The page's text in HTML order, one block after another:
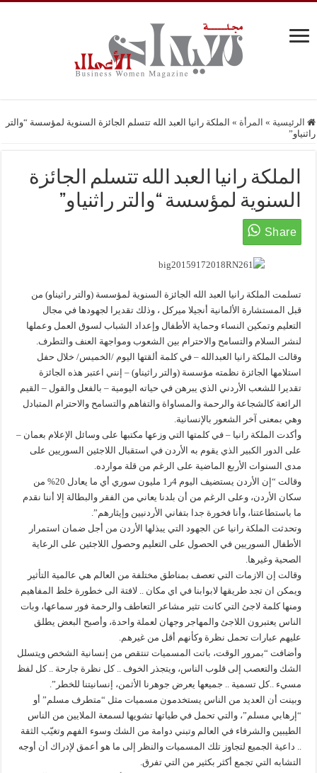
الرئيسية » المرأة » الملكة رانيا العبد الله تتسلم الجائزة السنوية لمؤسسة “والتر
راثنياو”
الملكة رانيا العبد الله تتسلم الجائزة
السنوية لمؤسسة “والتر راثنياو”
تسلمت الملكة رانيا العبد الله الجائزة السنوية لمؤسسة (والتر راثيناو) من
قبل المستشارة الألمانية أنجيلا ميركل ، وذلك تقديرا لجهودها في مجال
التعليم وتمكين النساء وحماية الأطفال وإعداد الشباب لسوق العمل وعملها
لنشر السلام والتسامح والاحترام بين الشعوب ومواجهة العنف والتطرف.
وقالت الملكة رانيا العبدالله – في كلمة ألقتها اليوم /الخميس/ خلال حفل
استلامها الجائزة نظمته مؤسسة (والتر راثيناو) – إنني اعتبر هذه الجائزة
تقديرا للشعب الأردني الذي يبرهن في حياته اليومية – بالفعل والقول – القيم
الرائعة كالشجاعة والرحمة والمساواة والتفاهم والتسامح والاحترام المتبادل
وهي بمعنى آخر الشعور بالإنسانية.
وأكدت الملكة رانيا – في كلمتها التي وزعها مكتبها على وسائل الإعلام بعمان –
على الدور الكبير الذي يقوم به الأردن في استقبال اللاجئين السوريين على
مدى السنوات الأربع الماضية على الرغم من قلة موارده.
وقالت “إن الأردن يستضيف اليوم 4ر1 مليون سوري أي ما يعادل 20% من
سكان الأردن، وعلى الرغم من أن بلدنا يعاني من الفقر والبطالة إلا أننا نقدم
ما باستطاعتنا، وأنا فخورة جدا بتفاني الأردنيين وإيثارهم”.
وتحدثت الملكة رانيا عن الجهود التي يبذلها الأردن من أجل ضمان استمرار
الأطفال السوريين في الحصول على التعليم وحصول اللاجئين على الرعاية
الصحية وغيرها.
وقالت إن الازمات التي تعصف بمناطق مختلفة من العالم هي عالمية التأثير
ويمكن ان تجد طريقها لابوابنا في اي مكان .. لافتة الى خطورة خلط المفاهيم
ومنها كلمة لاجئ التي كانت تثير مشاعر التعاطف والرحمة فور سماعها، وبات
الناس يعتبرون اللاجئ والمهاجر وجهان لعملة واحدة، وأصبح البعض يطلق
عليهم عبارات تحمل نظرة وكأنهم أقل من غيرهم.
وأضافت “بمرور الوقت، باتت المسميات تنتقص من إنسانية الشخص ويتسلل
الشك والتعصب إلى قلوب الناس، ويتجذر الخوف .. كل نظرة جارحة .. كل لفظ
مسيء ..كل تسمية .. جميعها يعرض جوهرنا الأثمن، إنسانيتنا للخطر”.
وبينت أن العديد من الناس يستخدمون مسميات مثل “متطرف مسلم” أو
“إرهابي مسلم”، والتي تحمل في طياتها تشويها لسمعة الملايين من الناس
الطيبين والشرفاء في العالم وتبني دوامة من الشك وسوء الفهم وتغيّب الثقة
.. داعية الجميع لتجاوز تلك المسميات والنظر إلى ما هو أعمق لإدراك أن أوجه
التشابه التي تجمع أكثر بكثير من التي تفرق.